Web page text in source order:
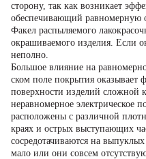
сторону, так как возникает
обеспечивающий равномерную
Факел распыляемого
окрашиваемого изделия. Если
неполно.
Большое влияние на
ском поле покрытия оказывает
поверхности изделий сложной
неравномерное электрическое
расположены с различной
краях и острых выступающих
сосредотачиваются на
мало или они совсем